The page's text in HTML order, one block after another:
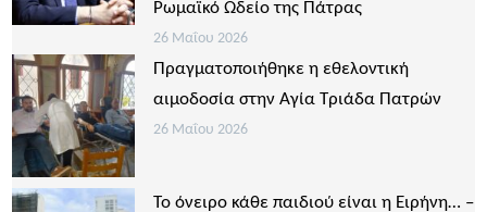
Ρωμαϊκό Ωδείο της Πάτρας
26 Μαΐου 2026
Πραγματοποιήθηκε η εθελοντική
αιμοδοσία στην Αγία Τριάδα Πατρών
26 Μαΐου 2026
Το όνειρο κάθε παιδιού είναι η Ειρήνη… –